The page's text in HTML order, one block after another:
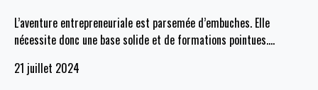
L’aventure entrepreneuriale est parsemée d’embuches. Elle
nécessite donc une base solide et de formations pointues.…
21 juillet 2024